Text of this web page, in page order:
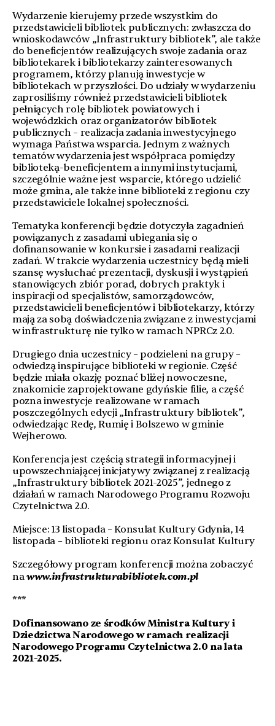
Wydarzenie kierujemy przede wszystkim do
przedstawicieli bibliotek publicznych: zwłaszcza do
wnioskodawców „Infrastruktury bibliotek”, ale także
do beneficjentów realizujących swoje zadania oraz
bibliotekarek i bibliotekarzy zainteresowanych
programem, którzy planują inwestycje w
bibliotekach w przyszłości. Do udziały w wydarzeniu
zaprosiliśmy również przedstawicieli bibliotek
pełniących rolę bibliotek powiatowych i
wojewódzkich oraz organizatorów bibliotek
publicznych – realizacja zadania inwestycyjnego
wymaga Państwa wsparcia. Jednym z ważnych
tematów wydarzenia jest współpraca pomiędzy
biblioteką-beneficjentem a innymi instytucjami,
szczególnie ważne jest wsparcie, którego udzielić
może gmina, ale także inne biblioteki z regionu czy
przedstawiciele lokalnej społeczności.
Tematyka konferencji będzie dotyczyła zagadnień
powiązanych z zasadami ubiegania się o
dofinansowanie w konkursie i zasadami realizacji
zadań. W trakcie wydarzenia uczestnicy będą mieli
szansę wysłuchać prezentacji, dyskusji i wystąpień
stanowiących zbiór porad, dobrych praktyk i
inspiracji od specjalistów, samorządowców,
przedstawicieli beneficjentów i bibliotekarzy, którzy
mają za sobą doświadczenia związane z inwestycjami
w infrastrukturę nie tylko w ramach NPRCz 2.0.
Drugiego dnia uczestnicy – podzieleni na grupy –
odwiedzą inspirujące biblioteki w regionie. Część
będzie miała okazję poznać bliżej nowoczesne,
znakomicie zaprojektowane gdyńskie filie, a część
pozna inwestycje realizowane w ramach
poszczególnych edycji „Infrastruktury bibliotek”,
odwiedzając Redę, Rumię i Bolszewo w gminie
Wejherowo.
Konferencja jest częścią strategii informacyjnej i
upowszechniającej inicjatywy związanej z realizacją
„Infrastruktury bibliotek 2021-2025”, jednego z
działań w ramach Narodowego Programu Rozwoju
Czytelnictwa 2.0.
Miejsce: 13 listopada – Konsulat Kultury Gdynia, 14
listopada – biblioteki regionu oraz Konsulat Kultury
Szczegółowy program konferencji można zobaczyć
nawww.infrastrukturabibliotek.com.pl
***
Dofinansowano ze środków Ministra Kultury i
Dziedzictwa Narodowego w ramach realizacji
Narodowego Programu Czytelnictwa 2.0 na lata
2021-2025.